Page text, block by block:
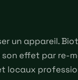
un appareil.
son effet par re-
locaux